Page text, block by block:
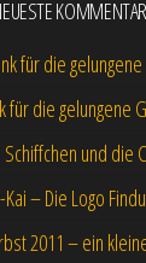
für die
für die gelungene
Schiffchen und die
– Die Logo
2011 – ein